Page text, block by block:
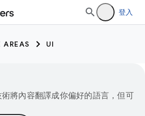
登入
AREAS UI
將內容翻譯成你偏好的語言，但可